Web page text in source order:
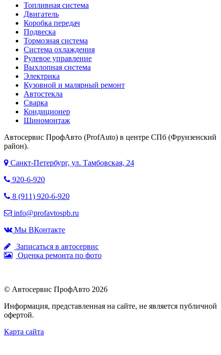
Топливная система
Двигатель
Коробка передач
Подвеска
Тормозная система
Система охлаждения
Рулевое управление
Выхлопная система
Электрика
Кузовной и малярный ремонт
Автостекла
Сварка
Кондиционер
Шиномонтаж
Автосервис ПрофАвто (ProfAuto) в центре СПб (Фрунзенский
район).
Санкт-Петербург, ул. Тамбовская, 24
920-6-920
8 (911) 920-6-920
info@profavtospb.ru
Мы ВКонтакте
Записаться в автосервис
Оценка ремонта по фото
© Автосервис ПрофАвто 2026
Информация, представленная на сайте, не является публичной
офертой.
Карта сайта